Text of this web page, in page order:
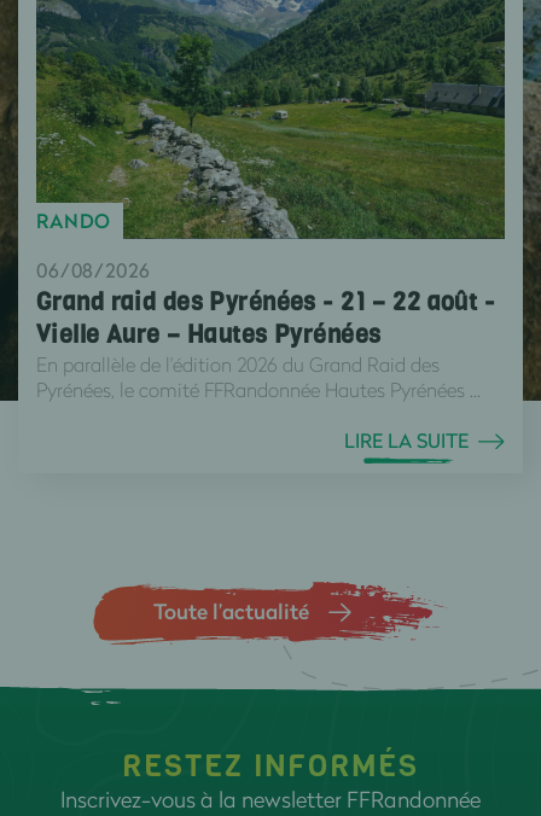
RANDO
06/08/2026
Grand raid des Pyrénées - 21 – 22 août -
Vielle Aure – Hautes Pyrénées
En parallèle de l'édition 2026 du Grand Raid des
Pyrénées, le comité FFRandonnée Hautes Pyrénées ...
LIRE LA SUITE
Toute l’actualité
RESTEZ INFORMÉS
Inscrivez-vous à la newsletter FFRandonnée